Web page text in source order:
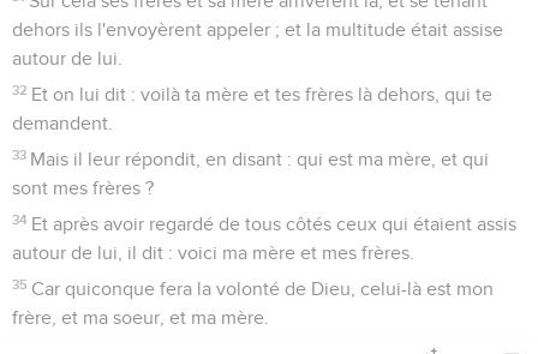
dehors ils l'envoyèrent appeler ; et la multitude était assise
autour de lui.
32 Et on lui dit : voilà ta mère et tes frères là dehors, qui te
demandent.
33 Mais il leur répondit, en disant : qui est ma mère, et qui
sont mes frères ?
34 Et après avoir regardé de tous côtés ceux qui étaient assis
autour de lui, il dit : voici ma mère et mes frères.
35 Car quiconque fera la volonté de Dieu, celui-là est mon
frère, et ma soeur, et ma mère.